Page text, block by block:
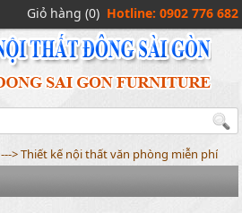
Giỏ hàng (0) Hotline: 0902 776 682
---> Thiết kế nội thất văn phòng miễn phí